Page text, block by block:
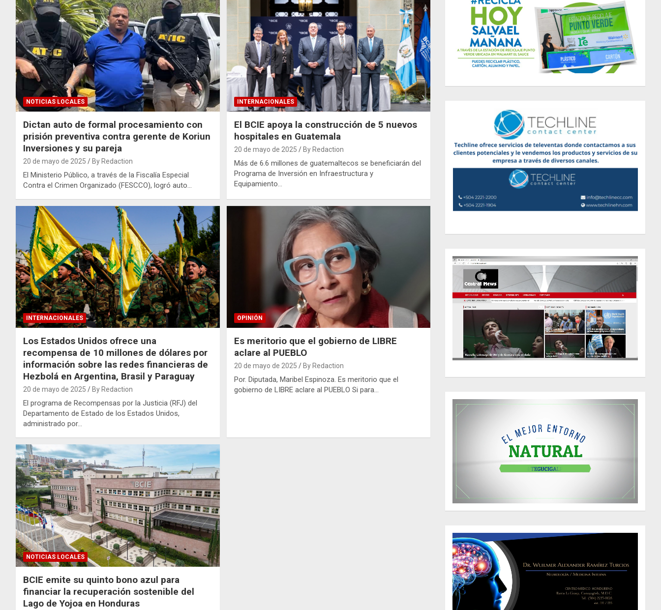
NOTICIAS LOCALES
Dictan auto de formal procesamiento con
prisión preventiva contra gerente de Koriun
Inversiones y su pareja
20 de mayo de 2025 By Redaction
El Ministerio Público, a través de la Fiscalía Especial
Contra el Crimen Organizado (FESCCO), logró auto…
INTERNACIONALES
El BCIE apoya la construcción de 5 nuevos
hospitales en Guatemala
20 de mayo de 2025 By Redaction
Más de 6.6 millones de guatemaltecos se beneficiarán del
Programa de Inversión en Infraestructura y
Equipamiento…
INTERNACIONALES
Los Estados Unidos ofrece una
recompensa de 10 millones de dólares por
información sobre las redes financieras de
Hezbolá en Argentina, Brasil y Paraguay
20 de mayo de 2025 By Redaction
El programa de Recompensas por la Justicia (RFJ) del
Departamento de Estado de los Estados Unidos,
administrado por…
OPINIÓN
Es meritorio que el gobierno de LIBRE
aclare al PUEBLO
20 de mayo de 2025 By Redaction
Por. Diputada, Maribel Espinoza. Es meritorio que el
gobierno de LIBRE aclare al PUEBLO Si para…
NOTICIAS LOCALES
BCIE emite su quinto bono azul para
financiar la recuperación sostenible del
Lago de Yojoa en Honduras